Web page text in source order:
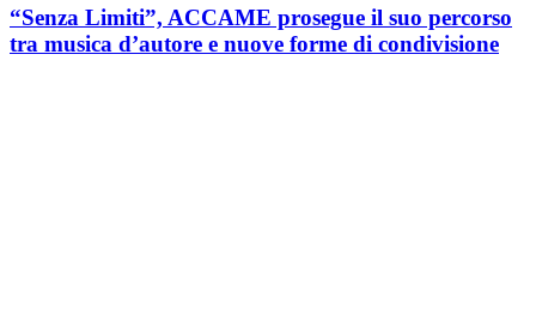
“Senza Limiti”, ACCAME prosegue il suo percorso
tra musica d’autore e nuove forme di condivisione